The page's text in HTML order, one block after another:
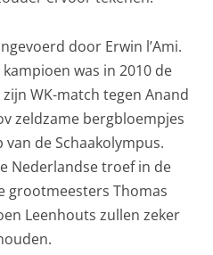
door Erwin l’Ami.
was in 2010 de
WK-match tegen Anand
zeldzame bergbloempjes
de Schaakolympus.
Nederlandse troef in de
grootmeesters Thomas
Leenhouts zullen zeker